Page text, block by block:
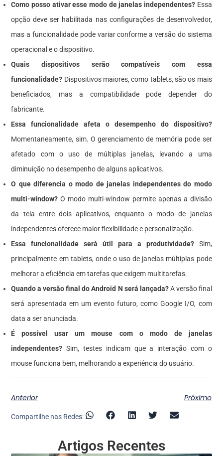
Como posso ativar esse modo de janelas independentes?Essa
opção deve ser habilitada nas configurações de desenvolvedor,
mas a funcionalidade pode variar conforme a versão do sistema
operacional e o dispositivo.
Quais dispositivos serão compatíveis com essa
funcionalidade? Dispositivos maiores, como tablets, são os mais
beneficiados, mas a compatibilidade pode depender do
fabricante.
Essa funcionalidade afeta o desempenho do dispositivo?
Momentaneamente, sim. O gerenciamento de memória pode ser
afetado com o uso de múltiplas janelas, levando a uma
diminuição no desempenho de alguns aplicativos.
O que diferencia o modo de janelas independentes do modo
multi-window? O modo multi-window permite apenas a divisão
da tela entre dois aplicativos, enquanto o modo de janelas
independentes oferece maior flexibilidade e personalização.
Essa funcionalidade será útil para a produtividade?Sim,
principalmente em tablets, onde o uso de janelas múltiplas pode
melhorar a eficiência em tarefas que exigem multitarefas.
Quando a versão final do Android N será lançada?A versão final
será apresentada em um evento futuro, como Google I/O, com
data a ser anunciada.
É possível usar um mouse com o modo de janelas
independentes? Sim, testes indicam que a interação com o
mouse funciona bem, melhorando a experiência do usuário.
Anterior Próximo
Compartilhe nas Redes:
Artigos Recentes